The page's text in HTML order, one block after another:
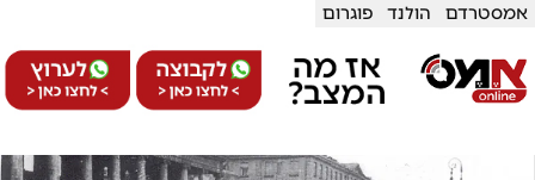
אמסטרדם הולנד פוגרום